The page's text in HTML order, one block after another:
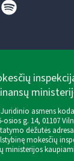
asmens
osios g. 14, 01107
dėžutės
mokesčių
ministerijos